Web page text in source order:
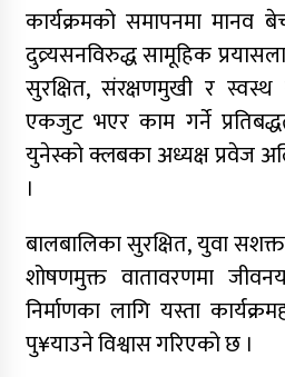
कार्यक्रमको समापनमा
दुव्र्यसनविरुद्ध सामूहिक
सुरक्षित, संरक्षणमुखी र स्वस्थ
एकजुट भएर काम गर्ने
युनेस्को क्लबका अध्यक्ष प्रवेज
।
बालबालिका सुरक्षित, युवा
शोषणमुक्त वातावरणमा
निर्माणका लागि यस्ता
पु¥याउने विश्वास गरिएको छ ।